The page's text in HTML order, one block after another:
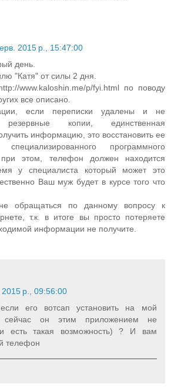
2015 р., 15:47:00
день.
"Катя" от силы 2 дня.
www.kaloshin.me/p/fyi.html по поводу
все описано.
если переписки удалены и не
резервные копии, единственная
информацию, это восстановить ее
программного
при этом, телефон должен находится
у специалиста который может это
Ваш муж будет в курсе того что
обращаться по данному вопросу к
т.к. в итоге вы просто потеряете
информации не получите.
2015 р., 09:56:00
его вотсап установить на мой
он этим приложением не
и есть такая возможность) ? И вам
телефон